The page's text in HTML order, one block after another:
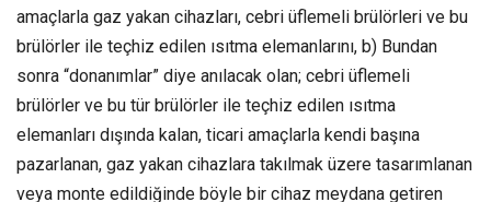
amaçlarla gaz yakan cihazları, cebri üflemeli brülörleri ve bu
brülörler ile teçhiz edilen ısıtma elemanlarını, b) Bundan
sonra “donanımlar” diye anılacak olan; cebri üflemeli
brülörler ve bu tür brülörler ile teçhiz edilen ısıtma
elemanları dışında kalan, ticari amaçlarla kendi başına
pazarlanan, gaz yakan cihazlara takılmak üzere tasarımlanan
veya monte edildiğinde böyle bir cihaz meydana getiren